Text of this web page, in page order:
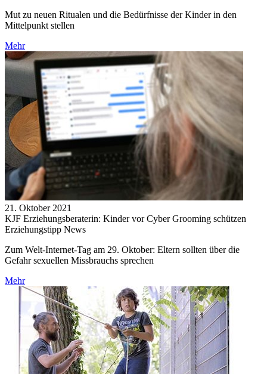
Mut zu neuen Ritualen und die Bedürfnisse der Kinder in den
Mittelpunkt stellen
Mehr
21. Oktober 2021
KJF Erziehungsberaterin: Kinder vor Cyber Grooming schützen
Erziehungstipp News
Zum Welt-Internet-Tag am 29. Oktober: Eltern sollten über die
Gefahr sexuellen Missbrauchs sprechen
Mehr